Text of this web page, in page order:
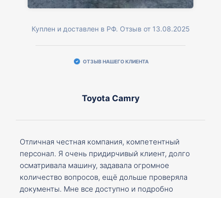
Куплен и доставлен в РФ. Отзыв от 13.08.2025
ОТЗЫВ НАШЕГО КЛИЕНТА
Toyota Camry
Отличная честная компания, компетентный
персонал. Я очень придирчивый клиент, долго
осматривала машину, задавала огромное
количество вопросов, ещё дольше проверяла
документы. Мне все доступно и подробно